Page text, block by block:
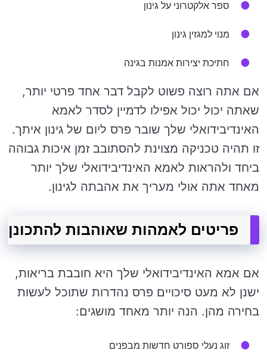
ספר אלקטרוני על גינון
מנוי למגזין גינון
חתיכת יצירות אמנות בגינה
אם אתה רוצה פשוט לקבל דבר אחד פרטי יותר,
שאתה יכול יכול אפילו לדמיין לסדר לאמא
האינדיבידואלי שלך שובר פרס ליום של גינון איתך.
זו תהיה טכניקה מצוינת להסתובב זמן איכות גבוהה
ביחד ולהראות לאמא האינדיבידואלי שלך יותר
מאחד אתה אולי מעריך את אהבתה לגינון.
פריטים לאמהות שאוהבות להתכונן
אם אמא האינדיבידואלי שלך היא חובבת בריאות,
ישנן לא מעט סיכויים פרס נהדרות שתוכל לעשות
בחירה מהן. הנה יותר מאחד מושגים:
זוג נעלי ספורט חדשות מבפנים